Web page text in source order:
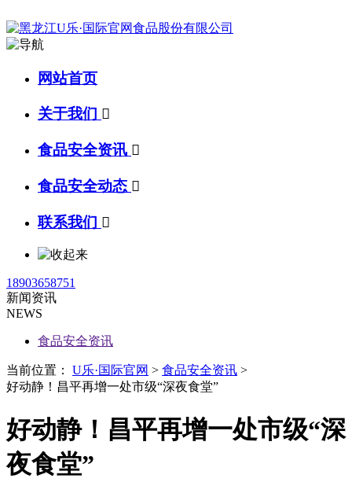
网站首页
关于我们 
食品安全资讯 
食品安全动态 
联系我们 
18903658751
新闻资讯
NEWS
食品安全资讯
当前位置： U乐·国际官网 > 食品安全资讯 >
好动静！昌平再增一处市级“深夜食堂”
好动静！昌平再增一处市级“深
夜食堂”